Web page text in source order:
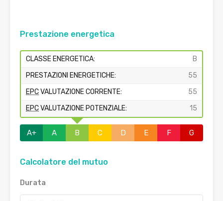
Prestazione energetica
CLASSE ENERGETICA:
B
PRESTAZIONI ENERGETICHE:
55
EPCVALUTAZIONE CORRENTE:
55
EPCVALUTAZIONE POTENZIALE: 15
A+ A B C D E F G
Calcolatore del mutuo
Durata